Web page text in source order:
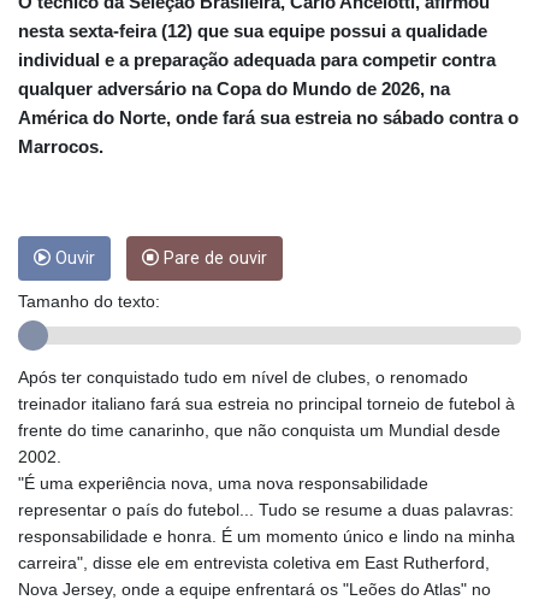
CUC 1
CUP 26.5
CVE 95.372573
FJD 2.20855
FKP 0.74148
GBP 0.742583
GEL 2.610391
GHS 11.700039
GIP 0.74148
GMD 73.503851
GNF
8756.649224
nesta sexta-feira (12) que sua equipe possui a qualidade
individual e a preparação adequada para competir contra
qualquer adversário na Copa do Mundo de 2026, na
América do Norte, onde fará sua estreia no sábado contra o
Marrocos.
Ouvir Pare de ouvir
Tamanho do texto:
Após ter conquistado tudo em nível de clubes, o renomado
treinador italiano fará sua estreia no principal torneio de futebol à
frente do time canarinho, que não conquista um Mundial desde
2002.
"É uma experiência nova, uma nova responsabilidade
representar o país do futebol... Tudo se resume a duas palavras:
responsabilidade e honra. É um momento único e lindo na minha
carreira", disse ele em entrevista coletiva em East Rutherford,
Nova Jersey, onde a equipe enfrentará os "Leões do Atlas" no